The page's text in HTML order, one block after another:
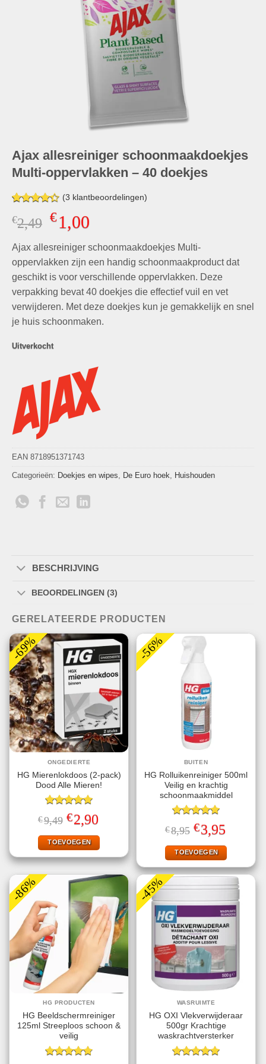
Ajax allesreiniger schoonmaakdoekjes
Multi-oppervlakken – 40 doekjes
Gewaardeerd
4.33 op 5
gebaseerd
waarderingen
(3 klantbeoordelingen)
€2,49 Oorspronkelijke
prijs
was:
€2,49.
€1,00Huidige
is:
€1,00.
Ajax allesreiniger schoonmaakdoekjes Multi-
oppervlakken zijn een handig schoonmaakproduct dat
geschikt is voor verschillende oppervlakken. Deze
verpakking bevat 40 doekjes die effectief vuil en vet
verwijderen. Met deze doekjes kun je gemakkelijk en snel
je huis schoonmaken.
Uitverkocht
EAN 8718951371743
Categorieën: Doekjes en wipes De Euro hoek Huishouden
BESCHRIJVING
BEOORDELINGEN (3)
GERELATEERDE PRODUCTEN
-69%
ONGEDIERTE
HG Mierenlokdoos (2-pack)
Dood Alle Mieren!
Gewaardeerd
5.00uit 5
€9,49 Oorspronkelijke
prijs
was:
€9,49.
€2,90
is:
€2,90.
TOEVOEGEN
-56%
BUITEN
HG Rolluikenreiniger 500ml
Veilig en krachtig
schoonmaakmiddel
Gewaardeerd
5.00uit 5
€8,95 Oorspronkelijke
prijs
was:
€8,95.
€3,95
is:
€3,95.
TOEVOEGEN
-86%
HG PRODUCTEN
HG Beeldschermreiniger
125ml Streeploos schoon &
veilig
-45%
WASRUIMTE
HG OXI Vlekverwijderaar
500gr Krachtige
waskrachtversterker